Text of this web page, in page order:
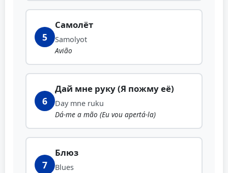
5
Самолёт
Samolyot
Avião
6
Дай мне руку (Я пожму её)
Day mne ruku
Dá-me a mão (Eu vou apertá-la)
7
Блюз
Blues